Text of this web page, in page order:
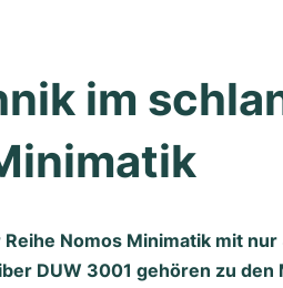
im
Nomos Minimatik mit
DUW 3001 gehören zu